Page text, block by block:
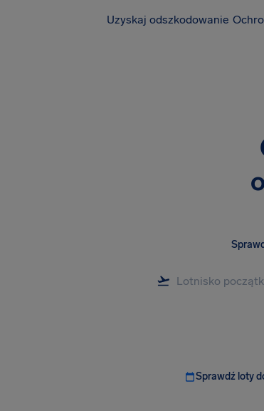
Uzyskaj odszkodowanie
Sprawdź loty